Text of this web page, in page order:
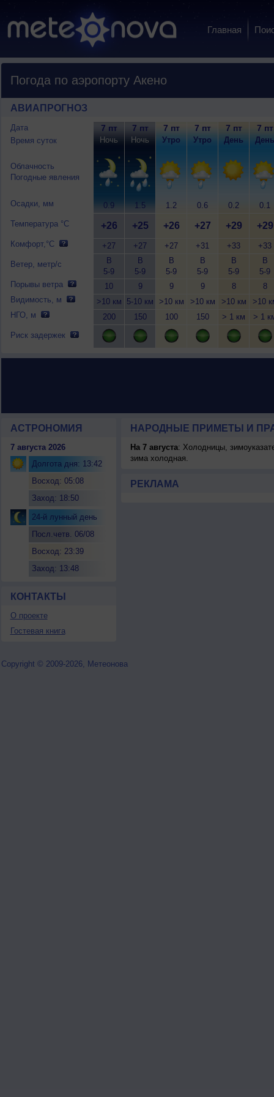
Главная
Погода по аэропорту Акено
АВИАПРОГНОЗ
Дата
Время суток
Облачность
Погодные явления
Осадки, мм
Температура °C
Комфорт,°C
Ветер, метр/с
Порывы ветра
Видимость, м
НГО, м
Риск задержек
7 пт
Ночь
0.9
+26
+27
В
5-9
10
>10 км
200
7 пт
Ночь
1.5
+25
+27
В
5-9
9
5-10 км
150
7 пт
Утро
1.2
+26
+27
В
5-9
9
>10 км
100
7 пт
Утро
0.6
+27
+31
В
5-9
9
>10 км
150
7 пт
День
0.2
+29
+33
В
5-9
8
>10 км
> 1 км
7 пт
День
0.1
+29
+33
В
5-9
8
>10
> 1
АСТРОНОМИЯ
7 августа 2026
Долгота дня: 13:42
Восход: 05:08
Заход: 18:50
24-й лунный день
Посл.четв. 06/08
Восход: 23:39
Заход: 13:48
КОНТАКТЫ
О проекте
Гостевая книга
НАРОДНЫЕ ПРИМЕТЫ И
На 7 августа: Холодницы,
зима холодная.
РЕКЛАМА
Copyright © 2009-2026, Метеонова